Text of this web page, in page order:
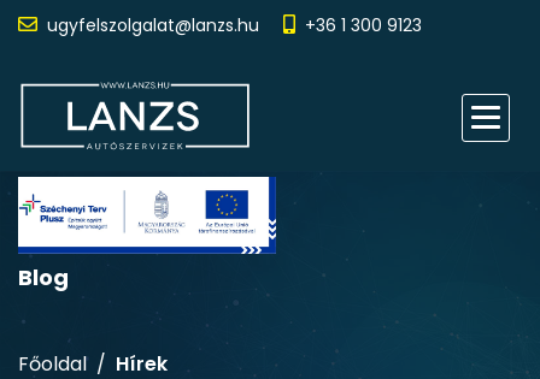
ugyfelszolgalat@lanzs.hu +36 1 300 9123
Blog
Főoldal Hírek